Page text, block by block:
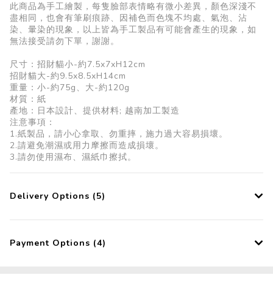
此商品為手工繪製，每隻臉部表情略有微小差異，顏色深淺不
盡相同，也會有筆刷痕跡、因補色而色塊不均處、氣泡、沾
染、暈染的現象，以上皆為手工製品有可能會產生的現象，如
無法接受請勿下單，謝謝。
尺寸：招財貓小-約7.5x7xH12cm
招財貓大-約9.5x8.5xH14cm
重量：小-約75g、大-約120g
材質：紙
產地：日本設計、提供材料; 越南加工製造
注意事項：
1.紙製品，請小心拿取、勿重摔，施力過大容易損壞。
2.請避免潮濕或用力摩擦而造成損壞。
3.請勿使用濕布、濕紙巾擦拭。
Delivery Options (5)
Payment Options (4)